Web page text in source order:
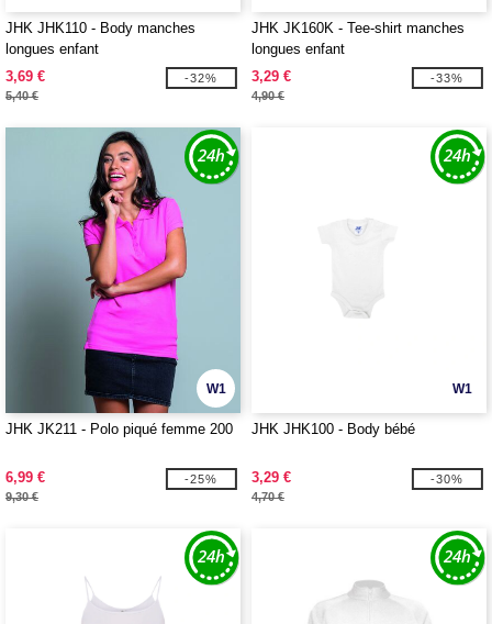
JHK JHK110 - Body manches
longues enfant
3,69 €
5,40 €
-32%
JHK JK160K - Tee-shirt manches
longues enfant
3,29 €
4,90 €
-33%
W1
JHK JK211 - Polo piqué femme 200
6,99 €
9,30 €
-25%
W1
JHK JHK100 - Body bébé
3,29 €
4,70 €
-30%